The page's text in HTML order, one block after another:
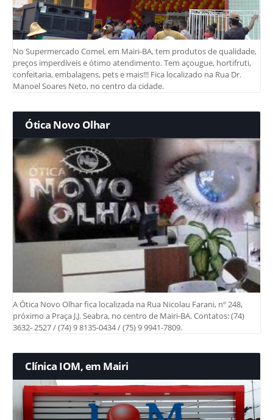
No Supermercado Comel, em Mairi-BA, tem produtos de qualidade,
preços imperdíveis e ótimo atendimento. Tem açougue, hortifruti,
confeitaria, embalagens, pets e mais!!! Fica localizado na Rua Dr.
Manoel Soares Neto, no centro da cidade.
Ótica Novo Olhar
A Ótica Novo Olhar fica localizada na Rua Nicolau Farani, nº 248,
próximo a Praça J.J. Seabra, no centro de Mairi-BA. Contatos: (74)
3632- 2527 / (74) 9 8135-0434 / (75) 9 9941-7809.
Clínica IOM, em Mairi